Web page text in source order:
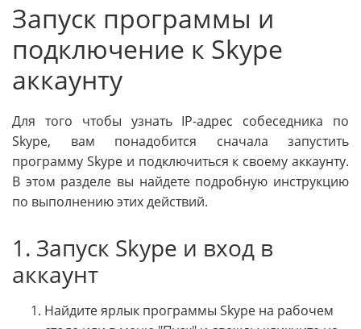
Запуск программы и
подключение к Skype
аккаунту
Для того чтобы узнать IP-адрес собеседника по
Skype, вам понадобится сначала запустить
программу Skype и подключиться к своему аккаунту.
В этом разделе вы найдете подробную инструкцию
по выполнению этих действий.
1. Запуск Skype и вход в
аккаунт
Найдите ярлык программы Skype на рабочем